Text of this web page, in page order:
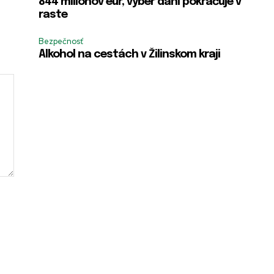
raste
Bezpečnosť
Alkohol na cestách v Žilinskom kraji